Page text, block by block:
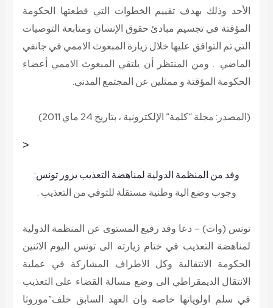
الأحد وذلك بهدف تقييم الخطوات التي قطعتها الحكومة
المؤقتة في تجسيم مبادئ حقوق الإنسان ومتابعة التوصيات
التي تم التوافق عليها خلال زيارة المبعوث الاممي في جانفي
الماضي. . ومن المنتظر أن يلتقي المبعوث الاممي أعضاء
الحكومة المؤقتة و ممثلين عن المجتمع المدني.
(المصدر: مجلة “كلمة” الإلكترونية ، بتاريخ 24 ماي 2011)
<
وفد من المنظمة الدولية لمناهضة التعذيب يزور تونس:
وجوب وضع الية وطنية مستقلة للتوقي من التعذيب .
تونس (وات) – دعا وفد رفيع المستوى عن المنظمة الدولية
لمناهضة التعذيب في ختام زيارته الى تونس اليوم الاثنين
الحكومة الانتقالية وكل الاطراف المشاركة في عملية
الانتقال الديمقراطي الى وضع مسالة القضاء على التعذيب
في سلم اولوياتها خاصة وان العهد السابق خلف”موروثا